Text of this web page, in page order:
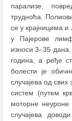
парализе,
трудноћа.
се у крајницима
у Пајерове
износи 3–35
година, а ређе
болести је
случајева од
систем (путем
моторне
случајева